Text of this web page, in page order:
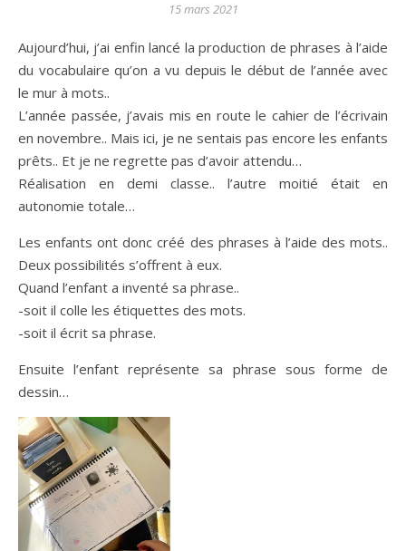
15 mars 2021
Aujourd’hui, j’ai enfin lancé la production de phrases à l’aide
du vocabulaire qu’on a vu depuis le début de l’année avec
le mur à mots..
L’année passée, j’avais mis en route le cahier de l’écrivain
en novembre.. Mais ici, je ne sentais pas encore les enfants
prêts.. Et je ne regrette pas d’avoir attendu…
Réalisation en demi classe.. l’autre moitié était en
autonomie totale…
Les enfants ont donc créé des phrases à l’aide des mots..
Deux possibilités s’offrent à eux.
Quand l’enfant a inventé sa phrase..
-soit il colle les étiquettes des mots.
-soit il écrit sa phrase.
Ensuite l’enfant représente sa phrase sous forme de
dessin…